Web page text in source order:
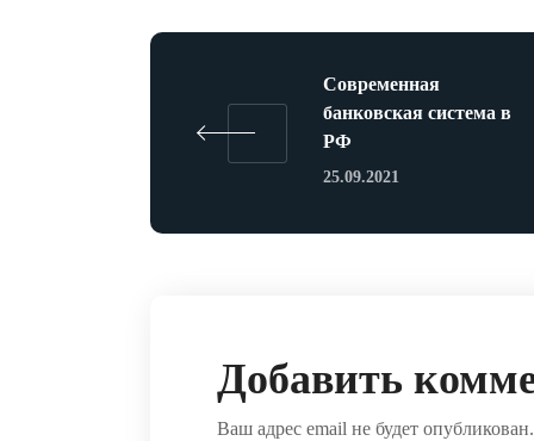
Современная
банковская система в
РФ
25.09.2021
Добавить
Ваш адрес email не будет опубликован.